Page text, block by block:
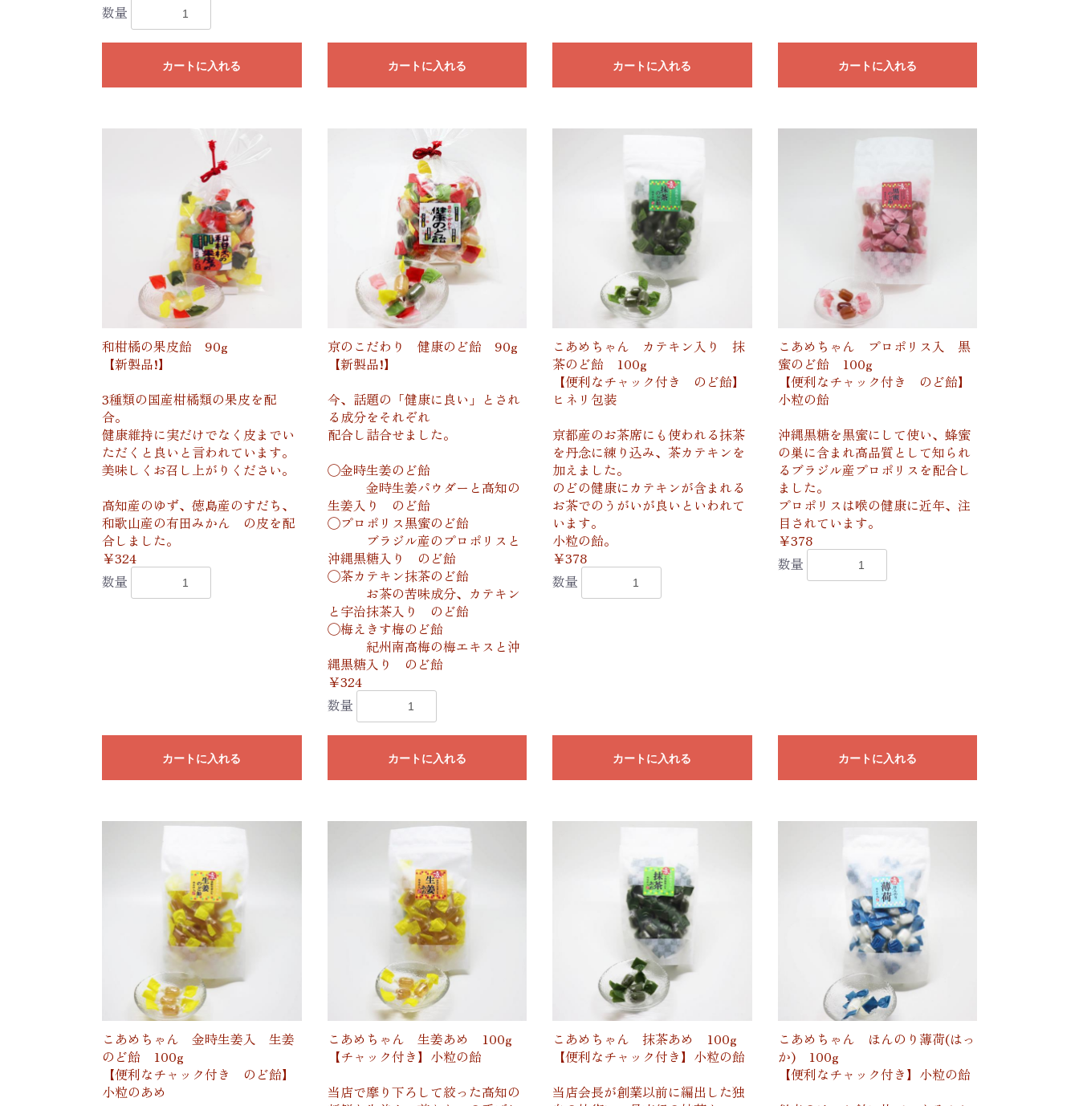
数量
カートに入れる カートに入れる カートに入れる カートに入れる
和柑橘の果皮飴 90g
【新製品!】
3種類の国産柑橘類の果皮を配
合。
健康維持に実だけでなく皮までい
ただくと良いと言われています。
美味しくお召し上がりください。
高知産のゆず、徳島産のすだち、
和歌山産の有田みかん の皮を配
合しました。
￥324
数量
カートに入れる
京のこだわり 健康のど飴 90g
【新製品!】
今、話題の「健康に良い」とされ
る成分をそれぞれ
配合し詰合せました。
◯金時生姜のど飴
金時生姜パウダーと高知の
生姜入り のど飴
◯プロポリス黒蜜のど飴
ブラジル産のプロポリスと
沖縄黒糖入り のど飴
◯茶カテキン抹茶のど飴
お茶の苦味成分、カテキン
と宇治抹茶入り のど飴
◯梅えきす梅のど飴
紀州南高梅の梅エキスと沖
縄黒糖入り のど飴
￥324
数量
カートに入れる
こあめちゃん カテキン入り 抹
茶のど飴 100g
【便利なチャック付き のど飴】
ヒネリ包装
京都産のお茶席にも使われる抹茶
を丹念に練り込み、茶カテキンを
加えました。
のどの健康にカテキンが含まれる
お茶でのうがいが良いといわれて
います。
小粒の飴。
￥378
数量
カートに入れる
こあめちゃん プロポリス入 黒
蜜のど飴 100g
【便利なチャック付き のど飴】
小粒の飴
沖縄黒糖を黒蜜にして使い、蜂蜜
の巣に含まれ高品質として知られ
るブラジル産プロポリスを配合し
ました。
プロポリスは喉の健康に近年、注
目されています。
￥378
数量
カートに入れる
こあめちゃん 金時生姜入 生姜
のど飴 100g
【便利なチャック付き のど飴】
小粒のあめ
こあめちゃん 生姜あめ 100g
【チャック付き】小粒の飴
当店で摩り下ろして絞った高知の
こあめちゃん 抹茶あめ 100g
【便利なチャック付き】小粒の飴
当店会長が創業以前に編出した独
こあめちゃん ほんのり薄荷(はっ
か) 100g
【便利なチャック付き】小粒の飴